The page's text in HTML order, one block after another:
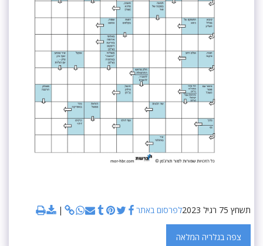
תשחץ 75 רגיל 2023 לפרסום באתר
צפה בגלריה המלאה